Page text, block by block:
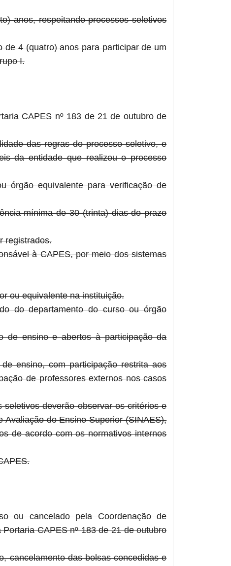
anos, respeitando processos seletivos
de 4 (quatro) anos para participar de um
I.
CAPES nº 183 de 21 de outubro de
das regras do processo seletivo, e
da entidade que realizou o processo
órgão equivalente para verificação de
mínima de 30 (trinta) dias do prazo
registrados.
à CAPES, por meio dos sistemas
ou equivalente na instituição.
do departamento do curso ou órgão
de ensino e abertos à participação da
ensino, com participação restrita aos
de professores externos nos casos
deverão observar os critérios e
do Ensino Superior (SINAES),
de acordo com os normativos internos
ou cancelado pela Coordenação de
CAPES nº 183 de 21 de outubro
cancelamento das bolsas concedidas e